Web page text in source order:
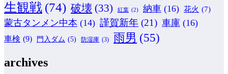
生観戦 (74) 破壊 (33) 紅葉 (2) 納車 (16) 花火 (7)
蒙古タンメン中本 (14) 謹賀新年 (21) 車庫 (16)
車検 (9) 門入ダム (5) 防湿庫 (3) 雨男 (55)
archives